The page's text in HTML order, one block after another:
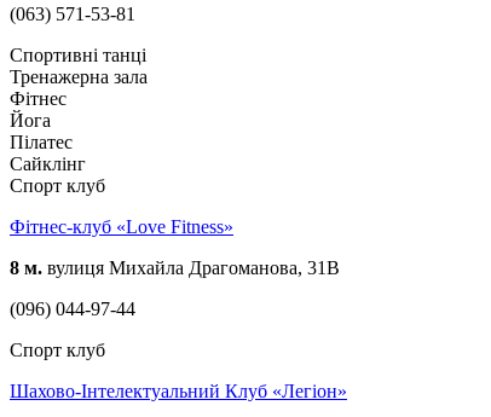
(063) 571-53-81
Спортивні танці
Тренажерна зала
Фітнес
Йога
Пілатес
Сайклінг
Спорт клуб
Фітнес-клуб «Love Fitness»
8 м. вулиця Михайла Драгоманова, 31В
(096) 044-97-44
Спорт клуб
Шахово-Інтелектуальний Клуб «Легіон»